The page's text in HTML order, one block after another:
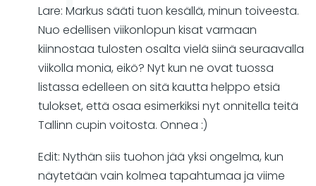
Lare: Markus sääti tuon kesällä, minun toiveesta.
Nuo edellisen viikonlopun kisat varmaan
kiinnostaa tulosten osalta vielä siinä seuraavalla
viikolla monia, eikö? Nyt kun ne ovat tuossa
listassa edelleen on sitä kautta helppo etsiä
tulokset, että osaa esimerkiksi nyt onnitella teitä
Tallinn cupin voitosta. Onnea :)
Edit: Nythän siis tuohon jää yksi ongelma, kun
näytetään vain kolmea tapahtumaa ja viime